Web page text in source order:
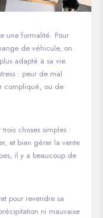
une formalité. Pour
de véhicule, on
adapté à sa vie.
: peur de mal
compliqué, ou de
choses simples :
et bien gérer la vente
il y a beaucoup de
pour revendre sa
ni mauvaise